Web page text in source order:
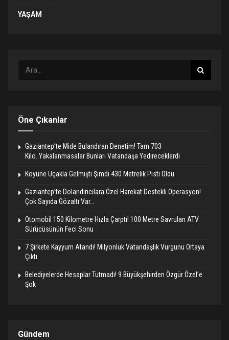
YAŞAM
Öne Çıkanlar
Gaziantep’te Mide Bulandıran Denetim! Tam 703
Kilo..Yakalanmasalar Bunları Vatandaşa Yedireceklerdi
Köyüne Uçakla Gelmişti Şimdi 430 Metrelik Pisti Oldu
Gaziantep’te Dolandırıcılara Özel Harekat Destekli Operasyon!
Çok Sayıda Gözaltı Var…
Otomobil 150 Kilometre Hızla Çarptı! 100 Metre Savrulan ATV
Sürücüsünün Feci Sonu
7 Şirkete Kayyum Atandı! Milyonluk Vatandaşlık Vurgunu Ortaya
Çıktı
Belediyelerde Hesaplar Tutmadı! 9 Büyükşehirden Özgür Özel’e
Şok
Gündem